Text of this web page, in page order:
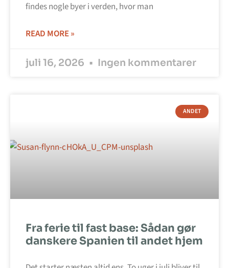
findes nogle byer i verden, hvor man
READ MORE »
juli 16, 2026 Ingen kommentarer
ANDET
Fra ferie til fast base: Sådan gør
danskere Spanien til andet hjem